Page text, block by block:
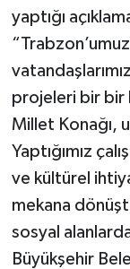
yaptığı
projeleri bir bir
Millet Konağı,
Yaptığımız
ve kültürel
mekana
sosyal
Büyükşehir